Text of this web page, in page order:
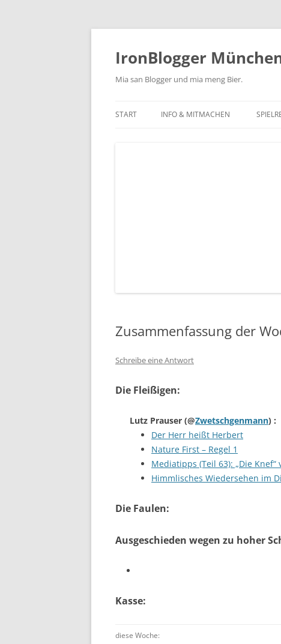
Zum
IronBlogger
Mia san Blogger und mia meng Bier.
START INFO & MITMACHEN
Zusammenfassung der
Schreibe eine Antwort
Die Fleißigen:
Lutz Prauser (@Zwetschgenmann) :
Der Herr heißt Herbert
Nature First – Regel 1
Mediatipps (Teil 63): „Die
Himmlisches Wiedersehen im
Die Faulen:
Ausgeschieden wegen zu hoher
Kasse:
diese Woche: